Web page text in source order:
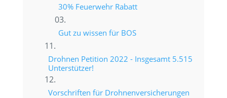
30% Feuerwehr Rabatt
Gut zu wissen für BOS
Drohnen Petition 2022 - Insgesamt 5.515
Unterstützer!
Vorschriften für Drohnenversicherungen